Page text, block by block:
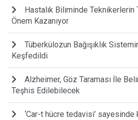
Hastalık Biliminde Teknikerlerin
Önem Kazanıyor
Tüberkülozun Bağışıklık
Keşfedildi
Alzheimer, Göz Taraması İle
Teşhis Edilebilecek
‘Car-t hücre tedavisi’